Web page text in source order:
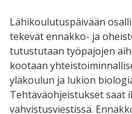
Lähikoulutuspäivään
tekevät ennakko- ja
tutustutaan työpajojen
kootaan
yläkoulun ja lukion
Tehtäväohjeistukset saat
vahvistusviestissä.